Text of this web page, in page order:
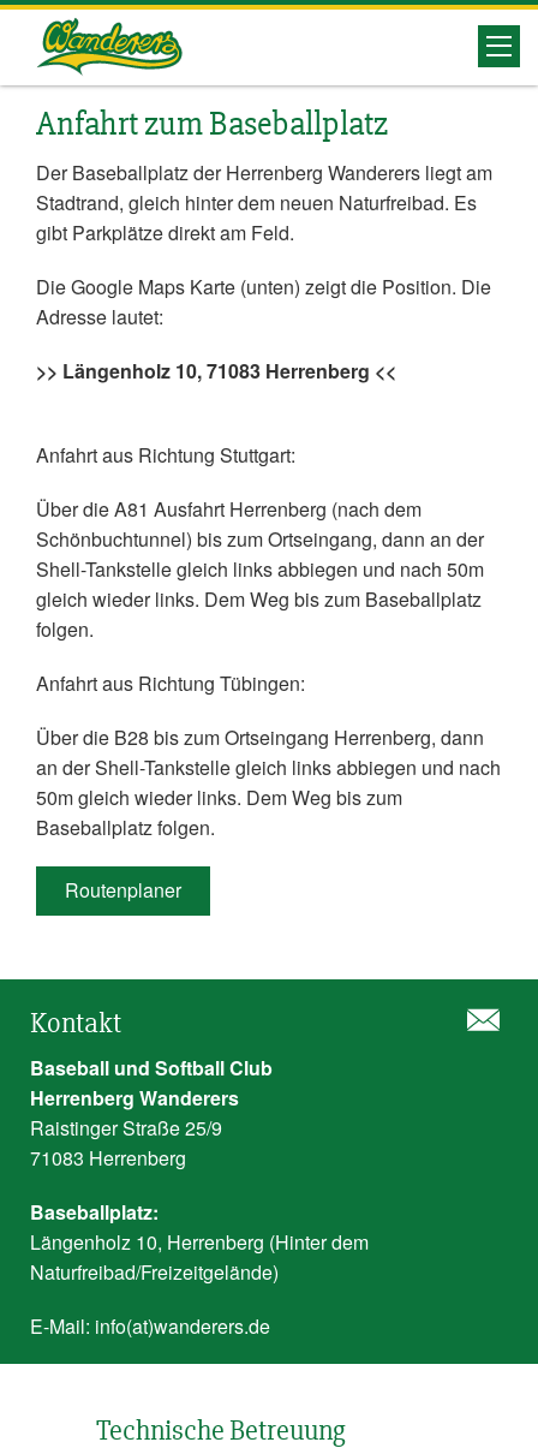
Herrenberg
Wanderers
Anfahrt zum Baseballplatz
Der Baseballplatz der Herrenberg Wanderers liegt am
Stadtrand, gleich hinter dem neuen Naturfreibad. Es
gibt Parkplätze direkt am Feld.
Die Google Maps Karte (unten) zeigt die Position. Die
Adresse lautet:
>> Längenholz 10, 71083 Herrenberg <<
Anfahrt aus Richtung Stuttgart:
Über die A81 Ausfahrt Herrenberg (nach dem
Schönbuchtunnel) bis zum Ortseingang, dann an der
Shell-Tankstelle gleich links abbiegen und nach 50m
gleich wieder links. Dem Weg bis zum Baseballplatz
folgen.
Anfahrt aus Richtung Tübingen:
Über die B28 bis zum Ortseingang Herrenberg, dann
an der Shell-Tankstelle gleich links abbiegen und nach
50m gleich wieder links. Dem Weg bis zum
Baseballplatz folgen.
Routenplaner
Kontakt
Baseball und Softball Club
Herrenberg Wanderers
Raistinger Straße 25/9
71083 Herrenberg
Baseballplatz:
Längenholz 10, Herrenberg (Hinter dem
Naturfreibad/Freizeitgelände)
E-Mail: info(at)wanderers.de
Technische Betreuung